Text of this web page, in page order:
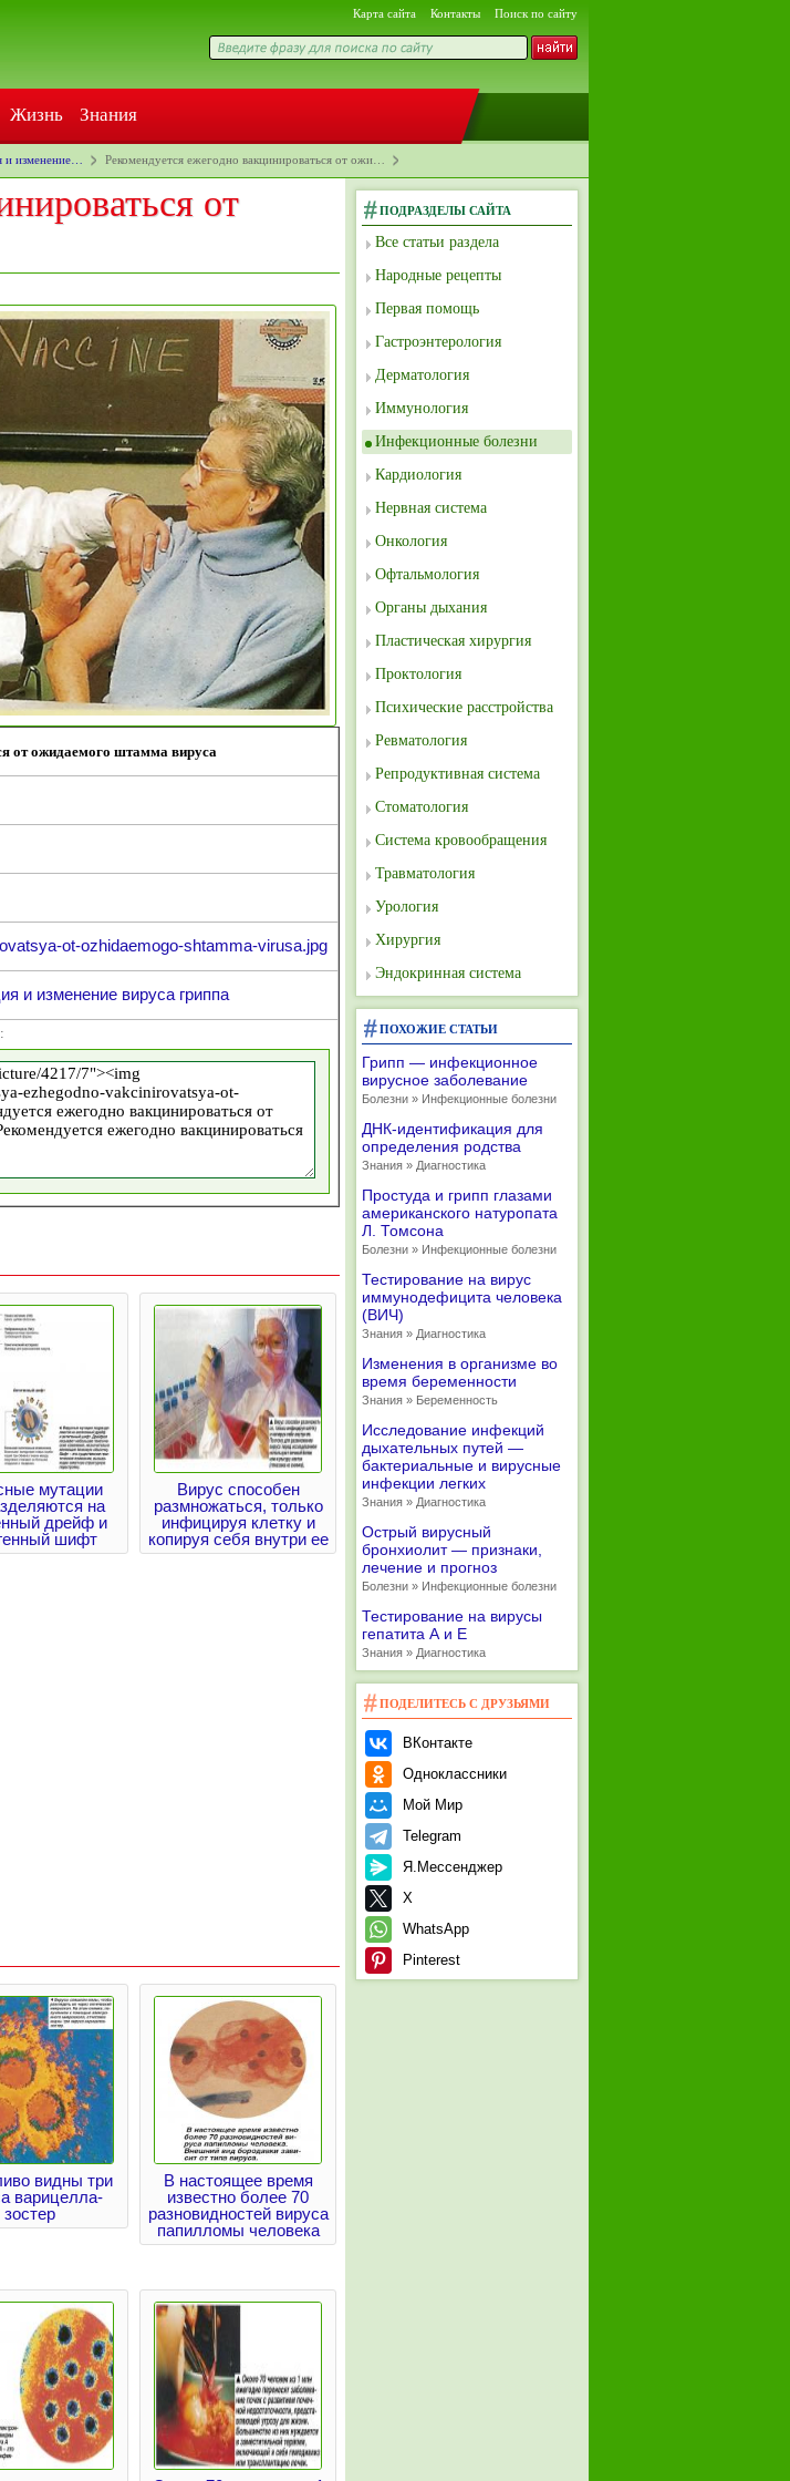
Карта сайта Контакты Поиск по сайту
Жизнь Знания
изменение… Рекомендуется ежегодно вакцинироваться от ожи…
от
от ожидаемого штамма вируса
ot-ozhidaemogo-shtamma-virusa.jpg
и изменение вируса гриппа
мутации
на
дрейф и
шифт
Вирус способен
размножаться, только
инфицируя клетку и
копируя себя внутри ее
видны три
варицелла-
зостер
В настоящее время
известно более 70
разновидностей вируса
папилломы человека
ПОДРАЗДЕЛЫ САЙТА
Все статьи раздела
Народные рецепты
Первая помощь
Гастроэнтерология
Дерматология
Иммунология
Инфекционные болезни
Кардиология
Нервная система
Онкология
Офтальмология
Органы дыхания
Пластическая хирургия
Проктология
Психические расстройства
Ревматология
Репродуктивная система
Стоматология
Система кровообращения
Травматология
Урология
Хирургия
Эндокринная система
ПОХОЖИЕ СТАТЬИ
Грипп — инфекционное
вирусное заболевание
Болезни » Инфекционные болезни
ДНК-идентификация для
определения родства
Знания » Диагностика
Простуда и грипп глазами
американского натуропата
Л. Томсона
Болезни » Инфекционные болезни
Тестирование на вирус
иммунодефицита человека
(ВИЧ)
Знания » Диагностика
Изменения в организме во
время беременности
Знания » Беременность
Исследование инфекций
дыхательных путей —
бактериальные и вирусные
инфекции легких
Знания » Диагностика
Острый вирусный
бронхиолит — признаки,
лечение и прогноз
Болезни » Инфекционные болезни
Тестирование на вирусы
гепатита А и Е
Знания » Диагностика
ПОДЕЛИТЕСЬ С ДРУЗЬЯМИ
ВКонтакте
Одноклассники
Мой Мир
Telegram
Я.Мессенджер
X
WhatsApp
Pinterest